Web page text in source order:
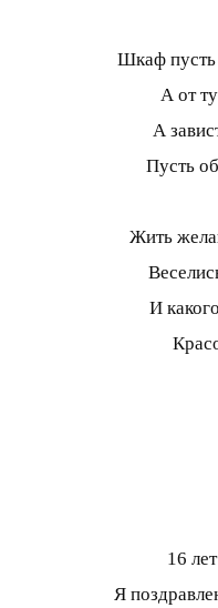
Шкаф пусть
А от
А
Пусть
Жить
И
16
Я